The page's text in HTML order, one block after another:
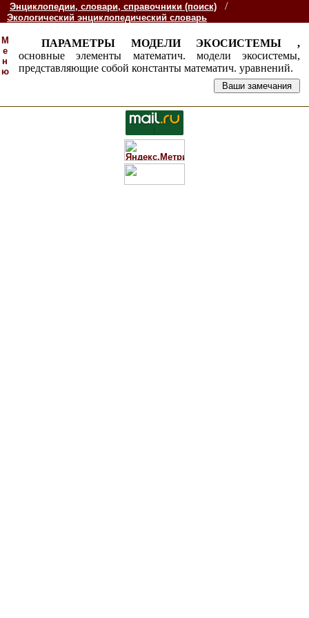
Энциклопедии, словари, справочники (поиск) /
Экологический энциклопедический словарь
М
е
н
ю
ПАРАМЕТРЫ МОДЕЛИ ЭКОСИСТЕМЫ ,
основные элементы математич. модели экосистемы,
представляющие собой константы математич. уравнений.